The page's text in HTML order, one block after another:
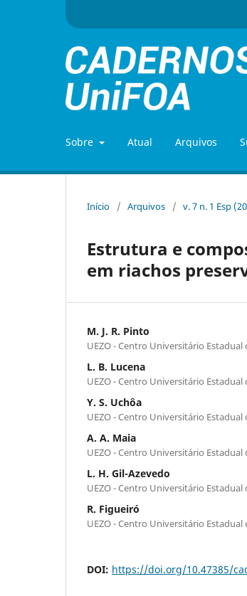
Sobre Atual Arquivos
Início / Arquivos / v. 7 n. 1 Esp
Estrutura e
em riachos
M. J. R. Pinto
UEZO - Centro Universitário Estadual
L. B. Lucena
UEZO - Centro Universitário Estadual
Y. S. Uchôa
UEZO - Centro Universitário Estadual
A. A. Maia
UEZO - Centro Universitário Estadual
L. H. Gil-Azevedo
UEZO - Centro Universitário Estadual
R. Figueiró
UEZO - Centro Universitário Estadual
DOI: https://doi.org/10.47385/